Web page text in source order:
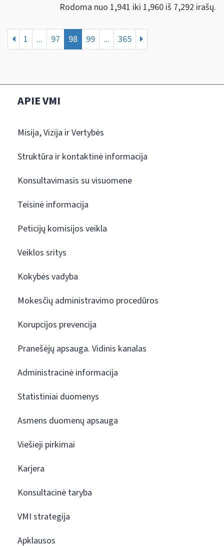
Rodoma nuo 1,941 iki 1,960 iš 7,292 irašų.
1 ... 97 98 99 ... 365
APIE VMI
Misija, Vizija ir Vertybės
Struktūra ir kontaktinė informacija
Konsultavimasis su visuomene
Teisinė informacija
Peticijų komisijos veikla
Veiklos sritys
Kokybės vadyba
Mokesčių administravimo procedūros
Korupcijos prevencija
Pranešėjų apsauga. Vidinis kanalas
Administracinė informacija
Statistiniai duomenys
Asmens duomenų apsauga
Viešieji pirkimai
Karjera
Konsultacinė taryba
VMI strategija
Apklausos